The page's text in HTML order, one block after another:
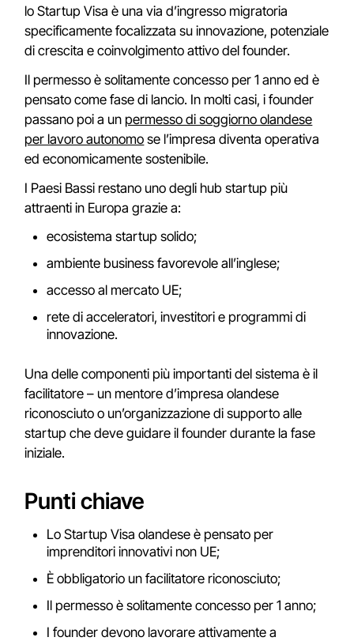
lo Startup Visa è una via d’ingresso migratoria
specificamente focalizzata su innovazione, potenziale
di crescita e coinvolgimento attivo del founder.
Il permesso è solitamente concesso per 1 anno ed è
pensato come fase di lancio. In molti casi, i founder
passano poi a unpermesso di soggiorno olandese
per lavoro autonomo se l’impresa diventa operativa
ed economicamente sostenibile.
I Paesi Bassi restano uno degli hub startup più
attraenti in Europa grazie a:
ecosistema startup solido;
ambiente business favorevole all’inglese;
accesso al mercato UE;
rete di acceleratori, investitori e programmi di
innovazione.
Una delle componenti più importanti del sistema è il
facilitatore – un mentore d’impresa olandese
riconosciuto o un’organizzazione di supporto alle
startup che deve guidare il founder durante la fase
iniziale.
Punti chiave
Lo Startup Visa olandese è pensato per
imprenditori innovativi non UE;
È obbligatorio un facilitatore riconosciuto;
Il permesso è solitamente concesso per 1 anno;
I founder devono lavorare attivamente a